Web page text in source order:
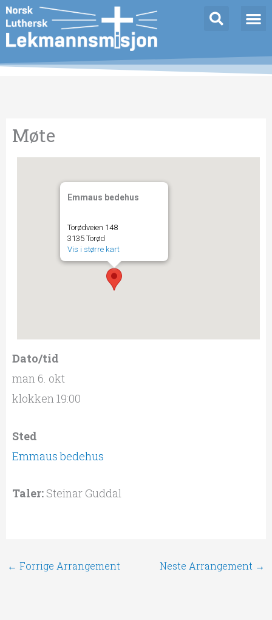
Hopp
rett
til
innholdet
Møte
Emmaus bedehus
Torødveien 148
3135 Torød
Vis i større kart
Dato/tid
man 6. okt
klokken 19:00
Sted
Emmaus bedehus
Taler:Steinar Guddal
← Forrige Arrangement Neste Arrangement →